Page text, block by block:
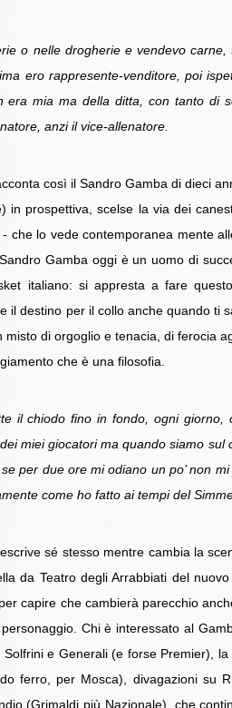
o nelle drogherie e vendevo
ero rappresente-venditore, poi
era mia ma della ditta, con tanto di
anzi il vice-allenatore.
così il Sandro Gamba di dieci
in prospettiva, scelse la via dei
che lo vede contemporanea mente
Gamba oggi è un uomo di
italiano: si appresta a fare
il destino per il collo anche quando ti
misto di orgoglio e tenacia, di ferocia
che è una filosofia.
il chiodo fino in fondo, ogni giorno,
miei giocatori ma quando siamo
per due ore mi odiano un po’ non
come ho fatto ai tempi del
sé stesso mentre cambia la
da Teatro degli Arrabbiati del
capire che cambierà parecchio
Chi è interessato al
e Generali (e forse Premier),
ferro, per Mosca), divagazioni su
(Grimaldi più Nazionale), che